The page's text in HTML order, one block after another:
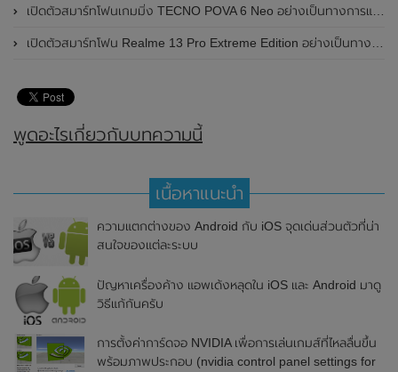
เปิดตัวสมาร์ทโฟนเกมมิ่ง TECNO POVA 6 Neo อย่างเป็นทางการแล้วในประเทศไทย ในราคา 8,499 บาท
เปิดตัวสมาร์ทโฟน Realme 13 Pro Extreme Edition อย่างเป็นทางการแล้วในประเทศจีน
พูดอะไรเกี่ยวกับบทความนี้
เนื้อหาแนะนำ
ความแตกต่างของ Android กับ iOS จุดเด่นส่วนตัวที่น่า
สนใจของแต่ละระบบ
ปัญหาเครื่องค้าง แอพเด้งหลุดใน iOS และ Android มาดู
วิธีแก้กันครับ
การตั้งค่าการ์ดจอ NVIDIA เพื่อการเล่นเกมส์ที่ไหลลื่นขึ้น
พร้อมภาพประกอบ (nvidia control panel settings for